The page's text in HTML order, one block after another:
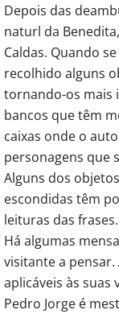
Depois das
naturl da
Caldas. Quando
recolhido alguns
tornando-os mais
bancos que têm
caixas onde o
personagens que
Alguns dos
escondidas têm
leituras das frases.
Há algumas
visitante a
aplicáveis às suas
Pedro Jorge é